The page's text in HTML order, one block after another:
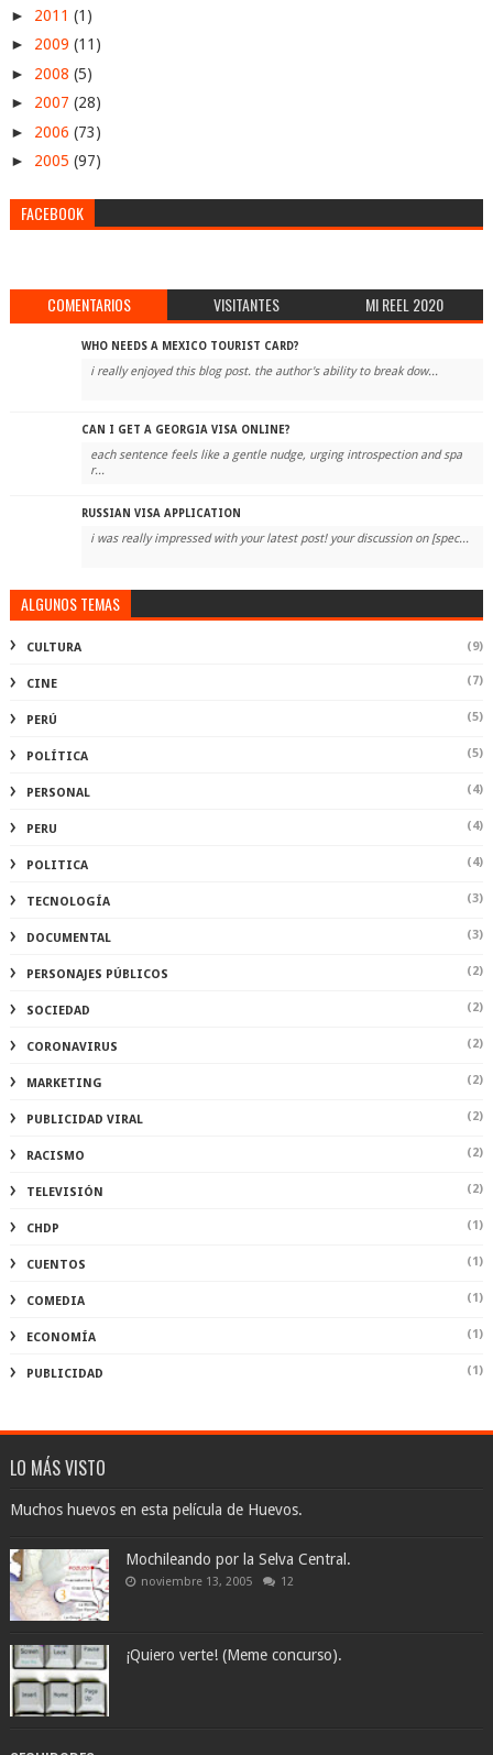
► 2011 (1)
► 2009 (11)
► 2008 (5)
► 2007 (28)
► 2006 (73)
► 2005 (97)
FACEBOOK
COMENTARIOS VISITANTES MI REEL 2020
WHO NEEDS A MEXICO TOURIST CARD?
i really enjoyed this blog post. the author's ability to break dow...
CAN I GET A GEORGIA VISA ONLINE?
each sentence feels like a gentle nudge, urging introspection and spa
r...
RUSSIAN VISA APPLICATION
i was really impressed with your latest post! your discussion on [spec...
ALGUNOS TEMAS
CULTURA (9)
CINE (7)
PERÚ (5)
POLÍTICA (5)
PERSONAL (4)
PERU (4)
POLITICA (4)
TECNOLOGÍA (3)
DOCUMENTAL (3)
PERSONAJES PÚBLICOS (2)
SOCIEDAD (2)
CORONAVIRUS (2)
MARKETING (2)
PUBLICIDAD VIRAL (2)
RACISMO (2)
TELEVISIÓN (2)
CHDP (1)
CUENTOS (1)
COMEDIA (1)
ECONOMÍA (1)
PUBLICIDAD (1)
LO MÁS VISTO
Muchos huevos en esta película de Huevos.
Mochileando por la Selva Central.
noviembre 13, 2005 12
¡Quiero verte! (Meme concurso).